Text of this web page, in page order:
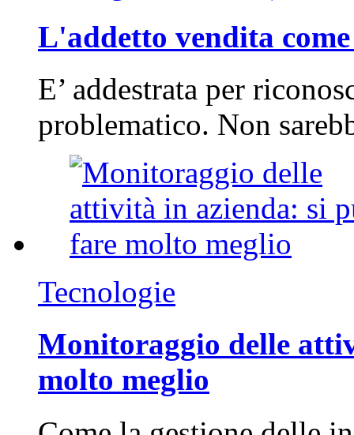
L'addetto vendita
E’ addestrata per
problematico. Non
Tecnologie
Monitoraggio delle
molto meglio